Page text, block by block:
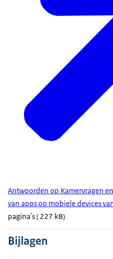
Antwoorden op Kamervragen
van apps op mobiele devices
pagina's | 227 kB)
Bijlagen